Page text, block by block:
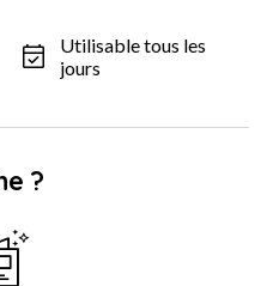
Utilisable tous les
jours
?